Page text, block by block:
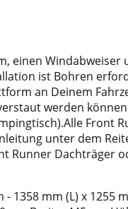
einen Windabweiser
ist Bohren
an Deinem
werden
Front
unter dem
Runner Dachträger
1358 mm (L) x 1255